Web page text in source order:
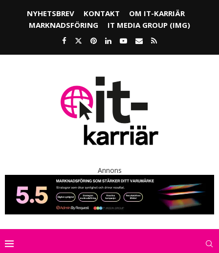
NYHETSBREV KONTAKT
OM IT-KARRIÄR
MARKNADSFÖRING
IT MEDIA GROUP (IMG)
Annons